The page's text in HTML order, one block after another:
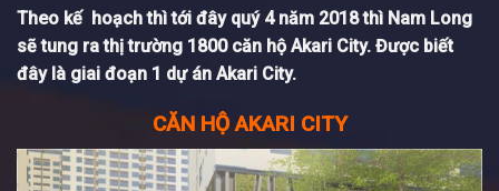
Theo kế hoạch thì tới đây quý 4 năm 2018 thì Nam Long
sẽ tung ra thị trường 1800 căn hộ Akari City. Được biết
đây là giai đoạn 1 dự án Akari City.
CĂN HỘ AKARI CITY